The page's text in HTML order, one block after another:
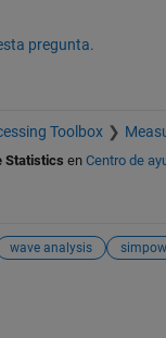
pregunta.
Toolbox
Statistics en Centro de
wave analysis